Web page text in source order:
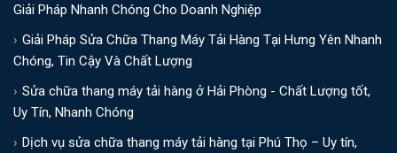
Giải Pháp Nhanh Chóng Cho Doanh Nghiệp
Giải Pháp Sửa Chữa Thang Máy Tải Hàng Tại Hưng Yên Nhanh
Chóng, Tin Cậy Và Chất Lượng
Sửa chữa thang máy tải hàng ở Hải Phòng - Chất Lượng tốt,
Uy Tín, Nhanh Chóng
Dịch vụ sửa chữa thang máy tải hàng tại Phú Thọ – Uy tín,